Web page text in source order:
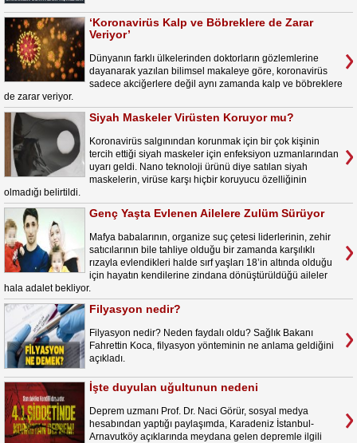
‘Koronavirüs Kalp ve Böbreklere de Zarar
Veriyor’
Dünyanın farklı ülkelerinden doktorların gözlemlerine
dayanarak yazılan bilimsel makaleye göre, koronavirüs
sadece akciğerlere değil aynı zamanda kalp ve böbreklere
de zarar veriyor.
Siyah Maskeler Virüsten Koruyor mu?
Koronavirüs salgınından korunmak için bir çok kişinin
tercih ettiği siyah maskeler için enfeksiyon uzmanlarından
uyarı geldi. Nano teknoloji ürünü diye satılan siyah
maskelerin, virüse karşı hiçbir koruyucu özelliğinin
olmadığı belirtildi.
Genç Yaşta Evlenen Ailelere Zulüm Sürüyor
Mafya babalarının, organize suç çetesi liderlerinin, zehir
satıcılarının bile tahliye olduğu bir zamanda karşılıklı
rızayla evlendikleri halde sırf yaşları 18’in altında olduğu
için hayatın kendilerine zindana dönüştürüldüğü aileler
hala adalet bekliyor.
Filyasyon nedir?
Filyasyon nedir? Neden faydalı oldu? Sağlık Bakanı
Fahrettin Koca, filyasyon yönteminin ne anlama geldiğini
açıkladı.
İşte duyulan uğultunun nedeni
Deprem uzmanı Prof. Dr. Naci Görür, sosyal medya
hesabından yaptığı paylaşımda, Karadeniz İstanbul-
Arnavutköy açıklarında meydana gelen depremle ilgili